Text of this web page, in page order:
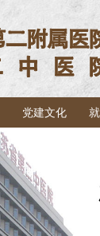
党建文化